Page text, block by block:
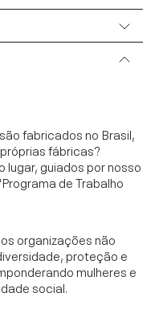
fabricados no Brasil,
fábricas?
guiados por nosso
de Trabalho
organizações não
proteção e
mulheres e
social.